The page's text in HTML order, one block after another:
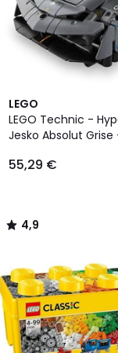
LEGO
LEGO Technic -
Jesko Absolut Grise
55,29 €
4,9
/ 5
4,9
/